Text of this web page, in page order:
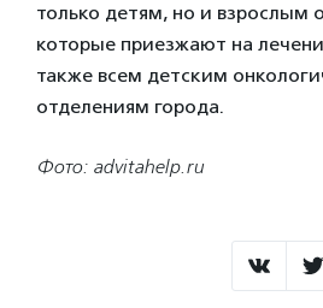
только детям, но и взрослым
которые приезжают на
также всем детским
отделениям города.
Фото: advitahelp.ru